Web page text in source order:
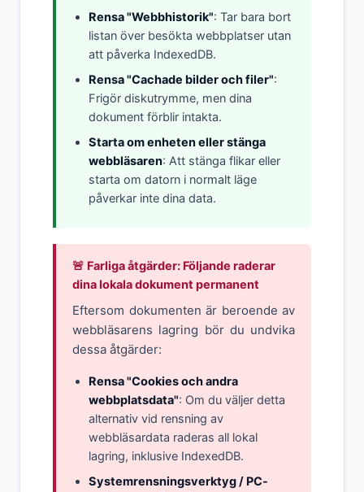
Rensa "Webbhistorik": Tar bara bort
listan över besökta webbplatser utan
att påverka IndexedDB.
Rensa "Cachade bilder och filer":
Frigör diskutrymme, men dina
dokument förblir intakta.
Starta om enheten eller stänga
webbläsaren: Att stänga flikar eller
starta om datorn i normalt läge
påverkar inte dina data.
🚨 Farliga åtgärder: Följande raderar
dina lokala dokument permanent
Eftersom dokumenten är beroende av
webbläsarens lagring bör du undvika
dessa åtgärder:
Rensa "Cookies och andra
webbplatsdata": Om du väljer detta
alternativ vid rensning av
webbläsardata raderas all lokal
lagring, inklusive IndexedDB.
Systemrensningsverktyg / PC-